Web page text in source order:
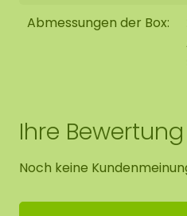
Abmessungen der Box:
Ihre
Noch keine